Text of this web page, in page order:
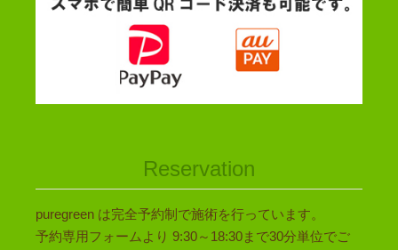
Reservation
puregreen は完全予約制で施術を行っています。
予約専用フォームより 9:30～18:30まで30分単位でご